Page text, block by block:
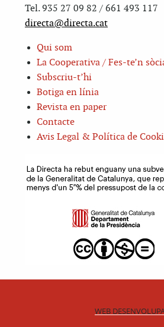
Tel. 935 27 09 82 / 661 493 117
directa@directa.cat
Qui som
La Cooperativa / Fes-te’n
Subscriu-t’hi
Botiga en línia
Revista en paper
Contacte
Avis Legal & Política de
WEB